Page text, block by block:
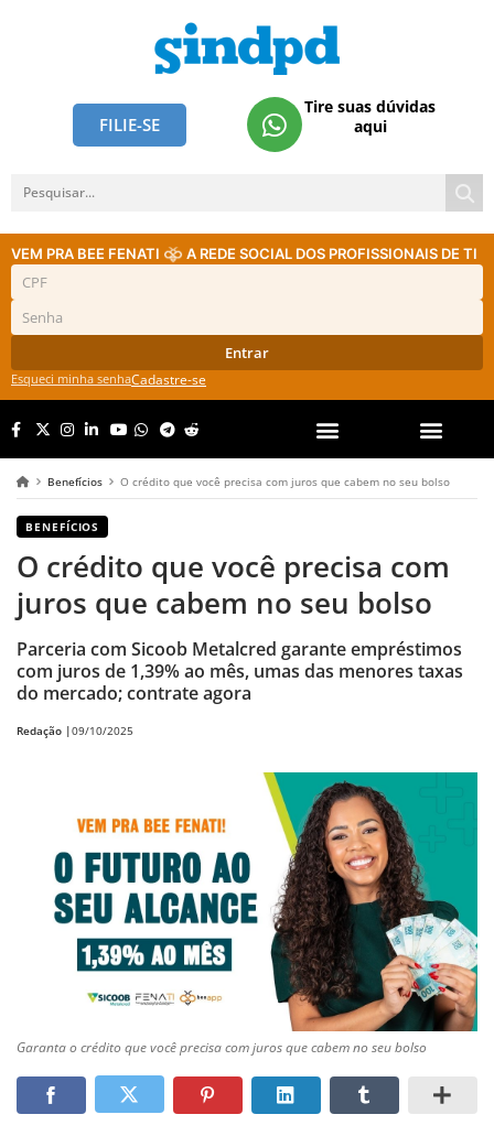
FILIE-SE
Tire suas dúvidas
aqui
VEM PRA BEE FENATI A REDE SOCIAL DOS PROFISSIONAIS DE TI
Entrar
Esqueci minha senhaCadastre-se
Benefícios O crédito que você precisa com juros que cabem no seu bolso
BENEFÍCIOS
O crédito que você precisa com
juros que cabem no seu bolso
Parceria com Sicoob Metalcred garante empréstimos
com juros de 1,39% ao mês, umas das menores taxas
do mercado; contrate agora
Redação |09/10/2025
Garanta o crédito que você precisa com juros que cabem no seu bolso